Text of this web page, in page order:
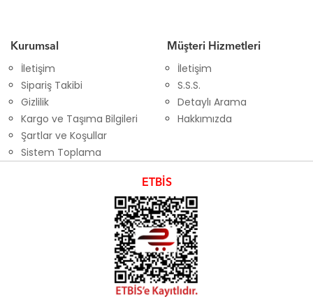
Kurumsal
İletişim
Sipariş Takibi
Gizlilik
Kargo ve Taşıma Bilgileri
Şartlar ve Koşullar
Sistem Toplama
Müşteri Hizmetleri
İletişim
S.S.S.
Detaylı Arama
Hakkımızda
ETBİS